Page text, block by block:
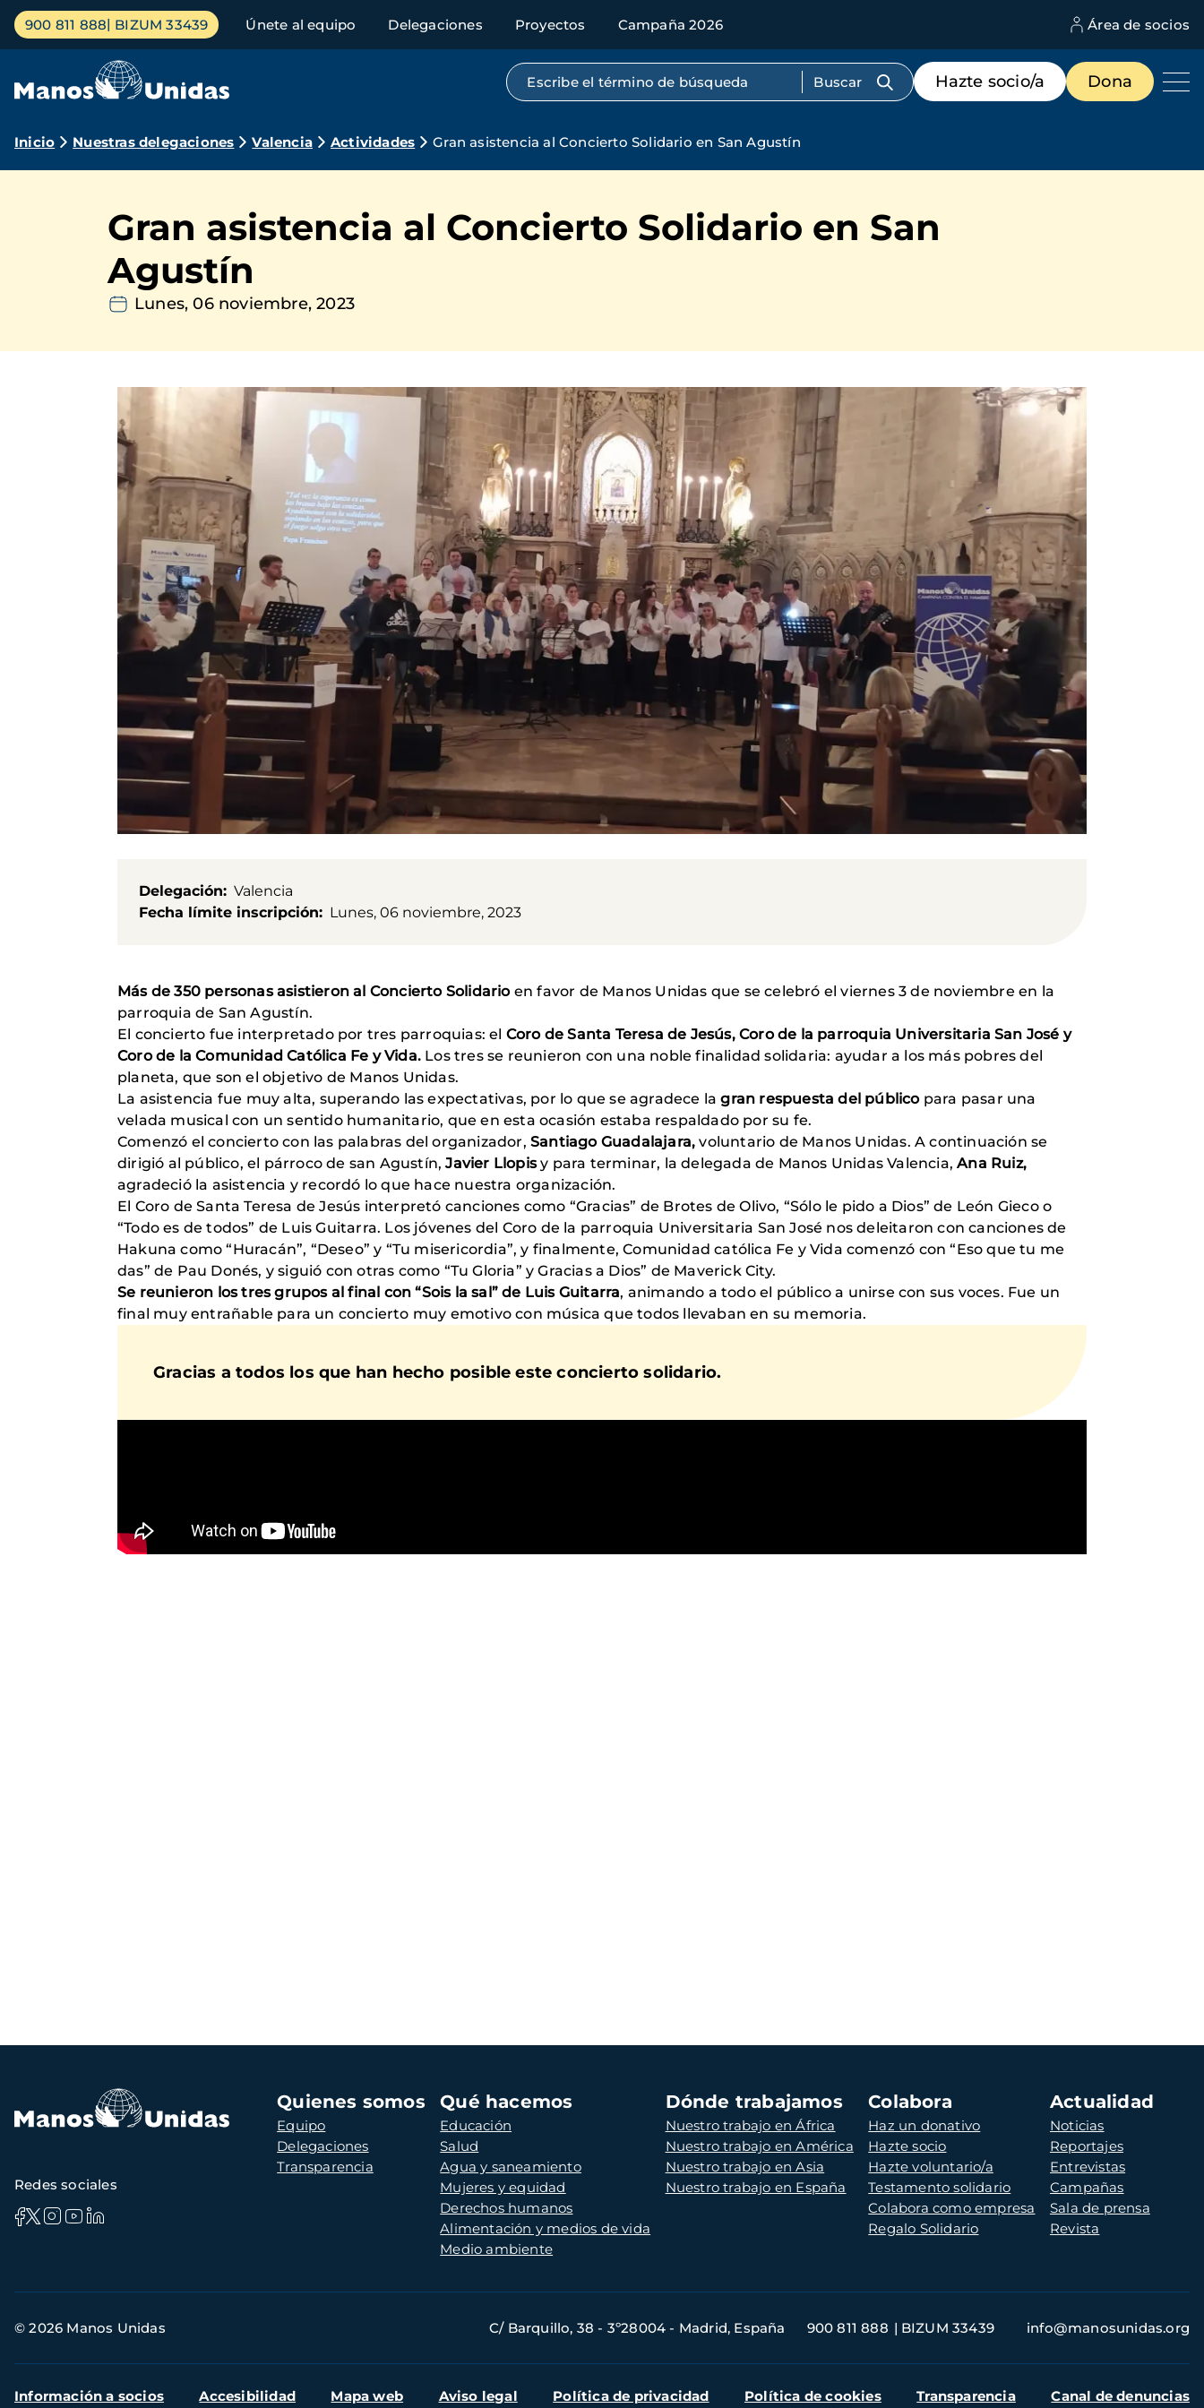
Pasar
contenido
Menú
principal
900 811 888 BIZUM 33439 Únete al equipo Delegaciones Proyectos Campaña 2026 Área de socios
Búsqueda por texto completo
Menú
de
destacados
Hazte socio/a Dona
Ruta
navegación
Inicio Nuestras delegaciones Valencia Actividades Gran asistencia al Concierto Solidario en San Agustín
Gran asistencia al Concierto Solidario en San
Agustín
Lunes, 06 noviembre, 2023
Delegación
Valencia
Fecha límite inscripción
Lunes, 06 noviembre, 2023
Más de 350 personas asistieron al Concierto Solidarioen favor de Manos Unidas que se celebró el viernes 3 de noviembre en la
parroquia de San Agustín.
El concierto fue interpretado por tres parroquias: el Coro de Santa Teresa de Jesús, Coro de la parroquia Universitaria San José y
Coro de la Comunidad Católica Fe y Vida. Los tres se reunieron con una noble finalidad solidaria: ayudar a los más pobres del
planeta, que son el objetivo de Manos Unidas.
La asistencia fue muy alta, superando las expectativas, por lo que se agradece lagran respuesta del públicopara pasar una
velada musical con un sentido humanitario, que en esta ocasión estaba respaldado por su fe.
Comenzó el concierto con las palabras del organizador, Santiago Guadalajara, voluntario de Manos Unidas. A continuación se
dirigió al público, el párroco de san Agustín,Javier Llopisy para terminar, la delegada de Manos Unidas Valencia,Ana Ruiz,
agradeció la asistencia y recordó lo que hace nuestra organización.
El Coro de Santa Teresa de Jesús interpretó canciones como “Gracias” de Brotes de Olivo, “Sólo le pido a Dios” de León Gieco o
“Todo es de todos” de Luis Guitarra. Los jóvenes del Coro de la parroquia Universitaria San José nos deleitaron con canciones de
Hakuna como “Huracán”, “Deseo” y “Tu misericordia”, y finalmente, Comunidad católica Fe y Vida comenzó con “Eso que tu me
das” de Pau Donés, y siguió con otras como “Tu Gloria” y Gracias a Dios” de Maverick City.
Se reunieron los tres grupos al final con “Sois la sal” de Luis Guitarra, animando a todo el público a unirse con sus voces. Fue un
final muy entrañable para un concierto muy emotivo con música que todos llevaban en su memoria.
Gracias a todos los que han hecho posible este concierto solidario.
Navegación
principal
Quienes somos
Equipo
Delegaciones
Transparencia
Qué hacemos
Educación
Salud
Agua y saneamiento
Mujeres y equidad
Derechos humanos
Alimentación y medios de vida
Medio ambiente
Dónde trabajamos
Nuestro trabajo en África
Nuestro trabajo en América
Nuestro trabajo en Asia
Nuestro trabajo en España
Colabora
Haz un donativo
Hazte socio
Hazte voluntario/a
Testamento solidario
Colabora como empresa
Regalo Solidario
Actualidad
Noticias
Reportajes
Entrevistas
Campañas
Sala de prensa
Revista
Redes sociales
de
© 2026 Manos Unidas C/ Barquillo, 38 - 3º28004 - Madrid, España 900 811 888 BIZUM 33439 info@manosunidas.org
Menú
Información a socios Accesibilidad Mapa web Aviso legal Política de privacidad Política de cookies Transparencia Canal de denuncias